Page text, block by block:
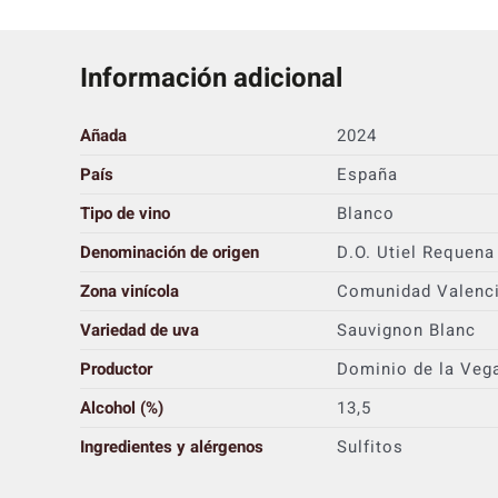
Información adicional
Añada
2024
País
España
Tipo de vino
Blanco
Denominación de origen
D.O. Utiel Requena
Zona vinícola
Comunidad
Variedad de uva
Sauvignon Blanc
Productor
Dominio de la
Alcohol (%)
13,5
Ingredientes y alérgenos
Sulfitos